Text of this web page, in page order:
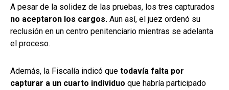
A pesar de la solidez de las pruebas, los tres capturados
no aceptaron los cargos. Aun así, el juez ordenó su
reclusión en un centro penitenciario mientras se adelanta
el proceso.
Además, la Fiscalía indicó que todavía falta por
capturar a un cuarto individuo que habría participado